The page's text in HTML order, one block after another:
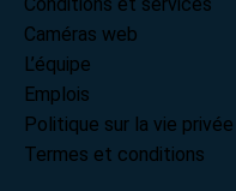
Caméras web
L’équipe
Emplois
Politique sur la vie privée
Termes et conditions